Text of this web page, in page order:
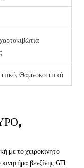
Θαμνοκοπτικό
με το χειροκίνητο
βενζίνης GTL